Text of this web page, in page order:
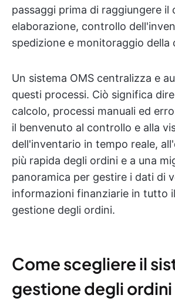
passaggi prima di raggiungere il
elaborazione, controllo
spedizione e monitoraggio della
Un sistema OMS centralizza e
questi processi. Ciò significa
calcolo, processi manuali ed
il benvenuto al controllo e alla
dell'inventario in tempo reale,
più rapida degli ordini e a una
panoramica per gestire i dati di
informazioni finanziarie in tutto
gestione degli ordini.
Come scegliere il
gestione degli